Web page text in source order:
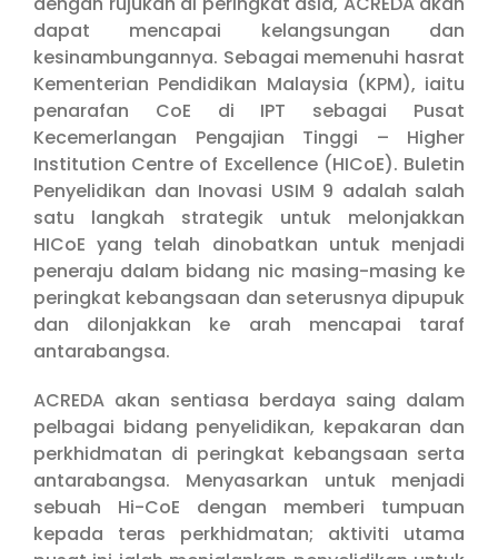
dapat mencapai kelangsungan dan
kesinambungannya. Sebagai memenuhi hasrat
Kementerian Pendidikan Malaysia (KPM), iaitu
penarafan CoE di IPT sebagai Pusat
Kecemerlangan Pengajian Tinggi – Higher
Institution Centre of Excellence (HICoE). Buletin
Penyelidikan dan Inovasi USIM 9 adalah salah
satu langkah strategik untuk melonjakkan
HICoE yang telah dinobatkan untuk menjadi
peneraju dalam bidang nic masing-masing ke
peringkat kebangsaan dan seterusnya dipupuk
dan dilonjakkan ke arah mencapai taraf
antarabangsa.
ACREDA akan sentiasa berdaya saing dalam
pelbagai bidang penyelidikan, kepakaran dan
perkhidmatan di peringkat kebangsaan serta
antarabangsa. Menyasarkan untuk menjadi
sebuah Hi-CoE dengan memberi tumpuan
kepada teras perkhidmatan; aktiviti utama